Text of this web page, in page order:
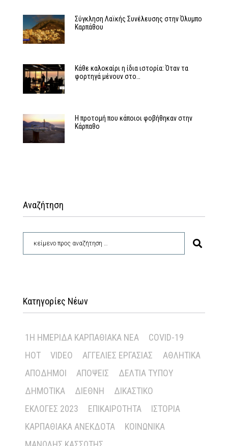
Σύγκληση Λαϊκής Συνέλευσης στην Όλυμπο
Καρπάθου
Κάθε καλοκαίρι η ίδια ιστορία: Όταν τα
φορτηγά μένουν στο…
Η προτομή που κάποιοι φοβήθηκαν στην
Κάρπαθο
Αναζήτηση
Κατηγορίες Νέων
1Η ΗΜΕΡΊΔΑ ΚΑΡΠΑΘΙΑΚΆ ΝΈΑ
COVID-19
HOT
VIDEO ΑΓΓΕΛΊΕΣ ΕΡΓΑΣΊΑΣ
ΑΘΛΗΤΙΚΆ
ΑΠΌΔΗΜΟΙ
ΑΠΌΨΕΙΣ
ΔΕΛΤΊΑ ΤΎΠΟΥ
ΔΗΜΟΤΙΚΆ
ΔΙΕΘΝΉ
ΔΙΚΑΣΤΙΚΌ
ΕΚΛΟΓΈΣ 2023
ΕΠΙΚΑΙΡΌΤΗΤΑ
ΙΣΤΟΡΊΑ
ΚΑΡΠΑΘΙΑΚΆ ΑΝΈΚΔΟΤΑ
ΚΟΙΝΩΝΙΚΆ